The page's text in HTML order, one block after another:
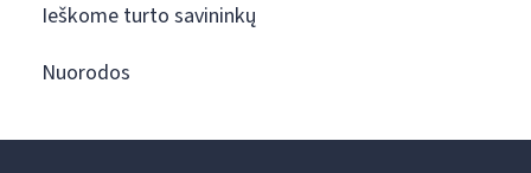
Ieškome turto savininkų
Nuorodos